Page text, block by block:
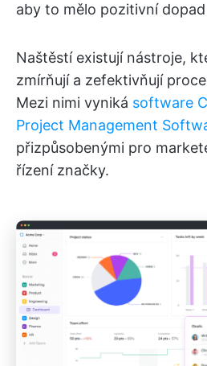
aby to mělo pozitivní
Naštěstí existují nástroje,
zmírňují a zefektivňují
Mezi nimi vyniká software
Project Management
přizpůsobenými pro
řízení značky.